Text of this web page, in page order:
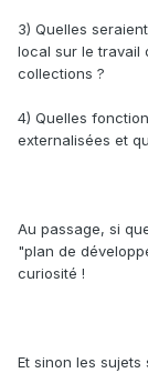
3) Quelles
local sur le travail
collections ?
4) Quelles
externalisées et
Au passage, si
"plan de
curiosité !
Et sinon les